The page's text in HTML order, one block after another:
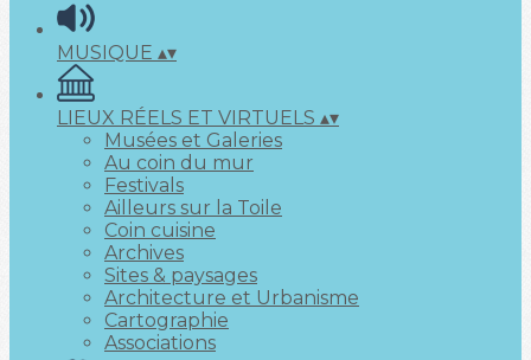
MUSIQUE ▴▾
LIEUX RÉELS ET VIRTUELS ▴▾
Musées et Galeries
Au coin du mur
Festivals
Ailleurs sur la Toile
Coin cuisine
Archives
Sites & paysages
Architecture et Urbanisme
Cartographie
Associations